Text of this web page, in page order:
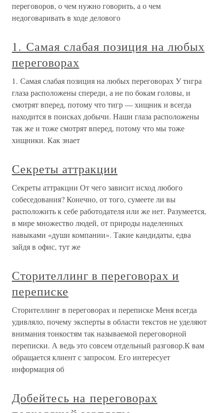
переговоров, о чем нужно говорить, а о чем
недоговаривать в ходе делового
1. Самая слабая позиция на любых
переговорах
1. Самая слабая позиция на любых переговорах У тигра
глаза расположены спереди, а не по бокам головы, и
смотрят вперед, потому что тигр — хищник и всегда
находится в поисках добычи. Наши глаза расположены
так же и тоже смотрят вперед, потому что мы тоже
хищники. Как знает
Секреты аттракции
Секреты аттракции От чего зависит исход любого
собеседования? Конечно, от того, сумеете ли вы
расположить к себе работодателя или же нет. Разумеется,
в мире множество людей, от природы наделенных
навыками «души компании». Такие кандидаты, едва
зайдя в офис, тут же
Сторителлинг в переговорах и
переписке
Сторителлинг в переговорах и переписке Меня всегда
удивляло, почему эксперты в области текстов не уделяют
внимания тонкостям так называемой переговорной
переписки. А ведь это совсем отдельный разговор.К вам
обращается клиент с запросом. Его интересует
информация об
Добейтесь на переговорах